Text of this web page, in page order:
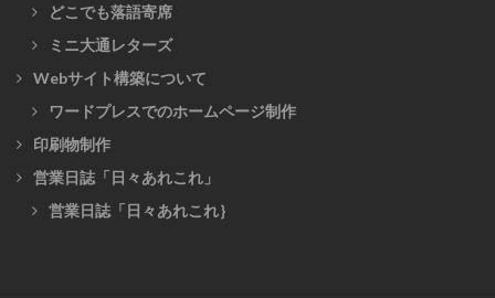
どこでも落語寄席
ミニ大通レターズ
Webサイト構築について
ワードプレスでのホームページ制作
印刷物制作
営業日誌「日々あれこれ」
営業日誌「日々あれこれ｝